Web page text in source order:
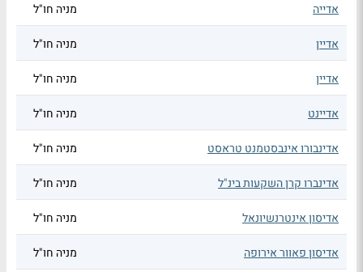
אדייה מניה חו"ל
אדיין מניה חו"ל
אדיין מניה חו"ל
אדיינט מניה חו"ל
אדינבורו אינבסטמנט טראסט מניה חו"ל
אדינברו קרן השקעות בינ"ל מניה חו"ל
אדיסון אינטרנשיונאל מניה חו"ל
אדיסון פאוור אירופה מניה חו"ל